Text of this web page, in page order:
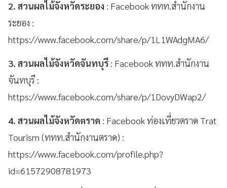
2. สวนผลไม้จังหวัดระยอง : Facebook ททท.สำนักงาน
ระยอง :
https://www.facebook.com/share/p/1L1WAdgMA6/
3. สวนผลไม้จังหวัดจันทบุรี : Facebook ททท.สำนักงาน
จันทบุรี :
https://www.facebook.com/share/p/1DovyDWap2/
4. สวนผลไม้จังหวัดตราด : Facebook ท่องเที่ยวตราด Trat
Tourism (ททท.สำนักงานตราด) :
https://www.facebook.com/profile.php?
id=61572908781973